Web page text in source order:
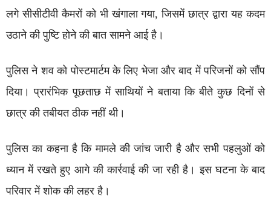
लगे सीसीटीवी कैमरों को भी खंगाला गया, जिसमें छात्र द्वारा यह कदम
उठाने की पुष्टि होने की बात सामने आई है।
पुलिस ने शव को पोस्टमार्टम के लिए भेजा और बाद में परिजनों को सौंप
दिया। प्रारंभिक पूछताछ में साथियों ने बताया कि बीते कुछ दिनों से
छात्र की तबीयत ठीक नहीं थी।
पुलिस का कहना है कि मामले की जांच जारी है और सभी पहलुओं को
ध्यान में रखते हुए आगे की कार्रवाई की जा रही है। इस घटना के बाद
परिवार में शोक की लहर है।